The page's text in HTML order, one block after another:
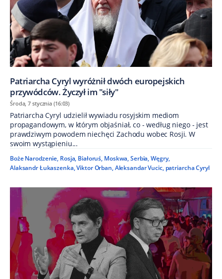
Patriarcha Cyryl wyróżnił dwóch europejskich
przywódców. Życzył im "siły"
Środa, 7 stycznia (16:03)
Patriarcha Cyryl udzielił wywiadu rosyjskim mediom
propagandowym, w którym objaśniał, co - według niego - jest
prawdziwym powodem niechęci Zachodu wobec Rosji. W
swoim wystąpieniu...
Boże Narodzenie, Rosja, Białoruś, Moskwa,Serbia,Węgry,
Alaksandr Łukaszenka,Viktor Orban,Aleksandar Vucic, patriarcha Cyryl